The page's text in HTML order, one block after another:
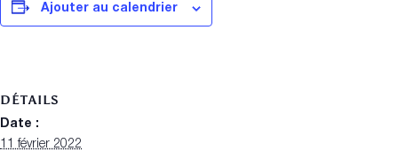
Ajouter au calendrier
DÉTAILS
Date :
11 février 2022